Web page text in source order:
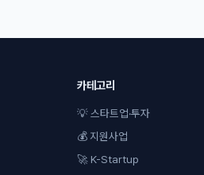
카테고리
💡 스타트업·투자
💰 지원사업
🚀 K-Startup